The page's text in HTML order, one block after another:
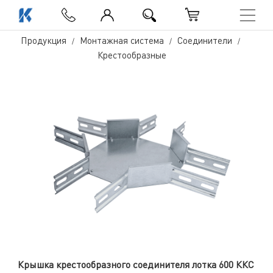
Продукция Монтажная система
Соединители
Крестообразные
Крышка крестообразного соединителя лотка 600 ККС